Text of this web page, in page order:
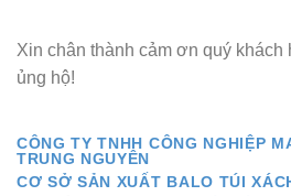
Xin chân thành cảm ơn quý khách
ủng hộ!
CÔNG TY TNHH CÔNG NGHIỆP
TRUNG NGUYÊN
CƠ SỞ SẢN XUẤT BALO TÚI